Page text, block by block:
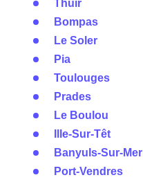
Thuir
Bompas
Le Soler
Pia
Toulouges
Prades
Le Boulou
Ille-Sur-Têt
Banyuls-Sur-Mer
Port-Vendres